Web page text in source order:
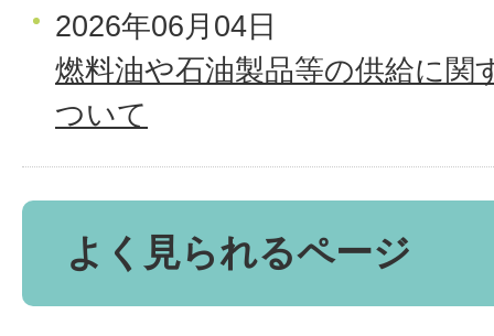
2026年06月04日
燃料油や石油製品等の供給に関
ついて
よく見られるページ